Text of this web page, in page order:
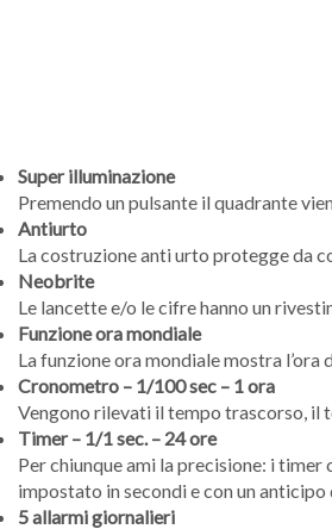
Super illuminazione
Premendo un pulsante il quadrante
Antiurto
La costruzione anti urto protegge da
Neobrite
Le lancette e/o le cifre hanno un
Funzione ora mondiale
La funzione ora mondiale mostra l’ora
Cronometro – 1/100 sec – 1 ora
Vengono rilevati il tempo trascorso, il
Timer – 1/1 sec. – 24 ore
Per chiunque ami la precisione: i
impostato in secondi e con un anticipo
5 allarmi giornalieri